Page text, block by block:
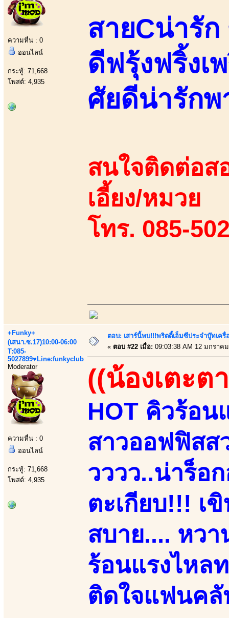
ความหื่น : 0
ออนไลน์
กระทู้: 71,668
โพสต์: 4,935
สายCน่ารัก
ดีฟรุ้งฟริ้งเ
ศัยดีน่ารัก
สนใจติดต่อส
เอี้ยง/หมวย
โทร. 085-
+Funky+
(เสนา.ซ.17)10:00-06:00
T:085-
5027899♥Line:funkyclub
Moderator
ความหื่น : 0
ออนไลน์
กระทู้: 71,668
โพสต์: 4,935
ตอบ: เสาร์นี้พบ!!!พริตตี้เอ็มซีประจำบู๊ทเค
« ตอบ #22 เมื่อ: 09:03:38 AM 12 มกราค
((น้องเตะต
HOT คิวร้อน
สาวออฟฟิสส
วววว..น่าร็อ
ตะเกียบ!!! เ
สบาย.... หว
ร้อนแรงไหล
ติดใจแฟนคลั